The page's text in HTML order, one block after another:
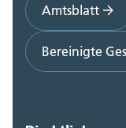
Amtsblatt
Bereinigte